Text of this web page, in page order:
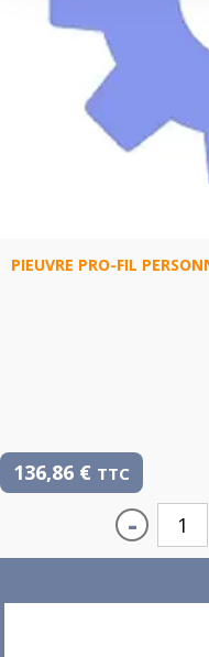
PIEUVRE PRO-FIL
136,86 € TTC
-